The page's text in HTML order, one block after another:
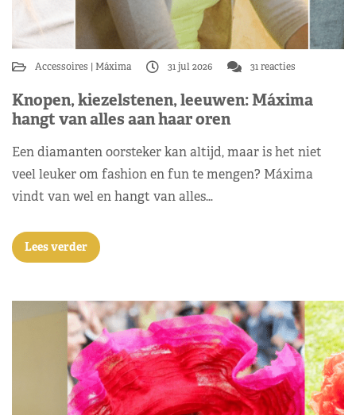
Accessoires Máxima 31 jul 2026 31 reacties
Knopen, kiezelstenen, leeuwen: Máxima
hangt van alles aan haar oren
Een diamanten oorsteker kan altijd, maar is het niet
veel leuker om fashion en fun te mengen? Máxima
vindt van wel en hangt van alles…
Lees verder